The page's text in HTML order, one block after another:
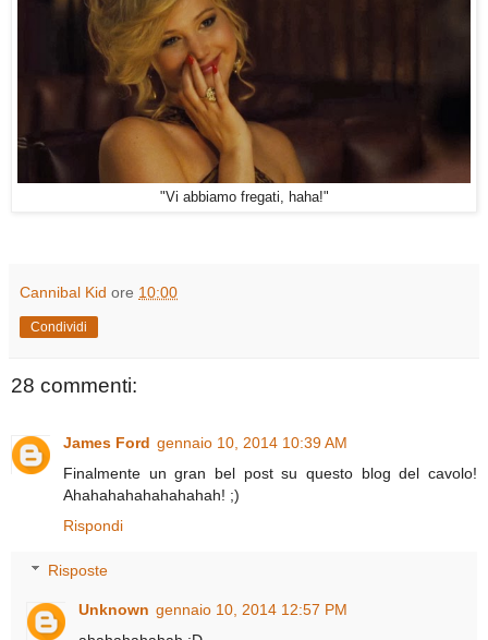
"Vi abbiamo fregati, haha!"
Cannibal Kid ore 10:00
Condividi
28 commenti:
James Ford gennaio 10, 2014 10:39 AM
Finalmente un gran bel post su questo blog del cavolo!
Ahahahahahahahahah! ;)
Rispondi
Risposte
Unknown gennaio 10, 2014 12:57 PM